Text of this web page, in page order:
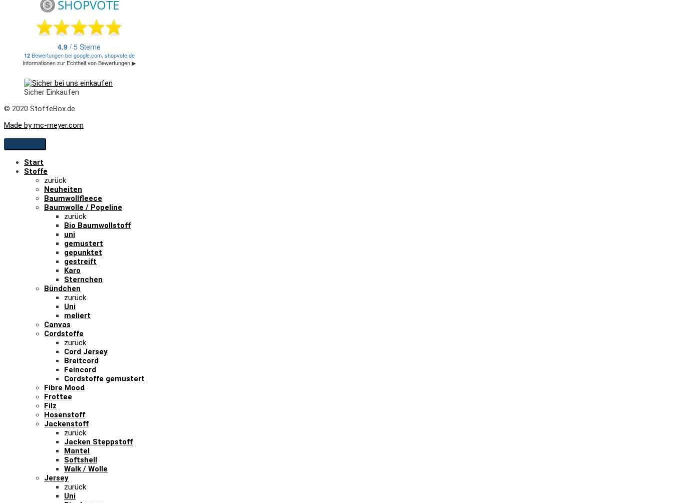
Sicher Einkaufen
© 2020 StoffeBox.de
Made by mc-meyer.com
Start
Stoffe
zurück
Neuheiten
Baumwollfleece
Baumwolle / Popeline
zurück
Bio Baumwollstoff
uni
gemustert
gepunktet
gestreift
Karo
Sternchen
Bündchen
zurück
Uni
meliert
Canvas
Cordstoffe
zurück
Cord Jersey
Breitcord
Feincord
Cordstoffe gemustert
Fibre Mood
Frottee
Filz
Hosenstoff
Jackenstoff
zurück
Jacken Steppstoff
Mantel
Softshell
Walk / Wolle
Jersey
zurück
Uni